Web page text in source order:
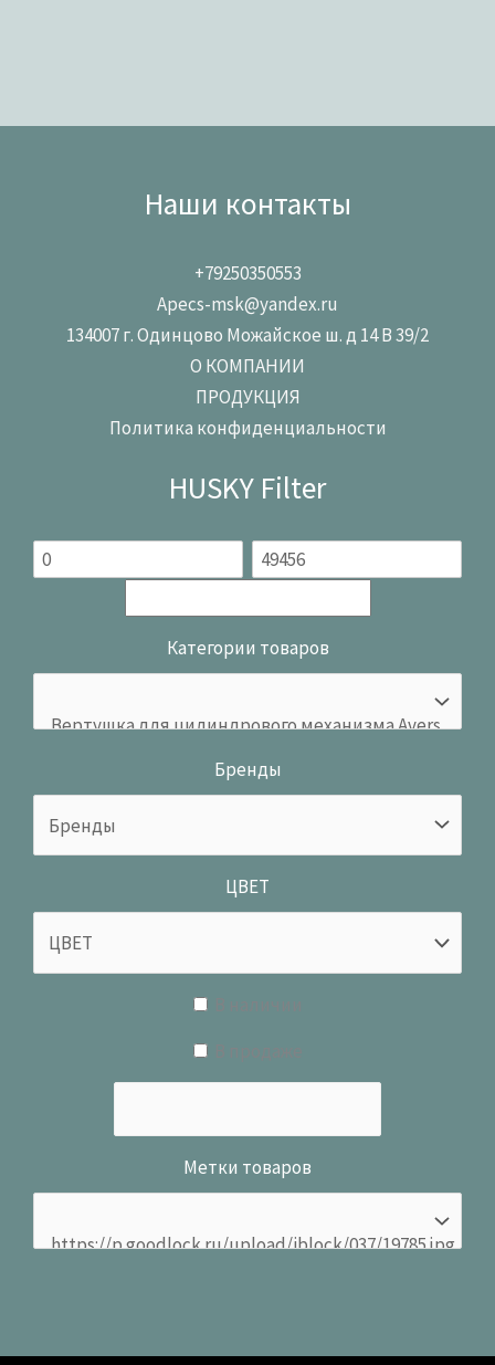
Наши контакты
+79250350553
Apecs-msk@yandex.ru
134007 г. Одинцово Можайское ш. д 14 В 39/2
О КОМПАНИИ
ПРОДУКЦИЯ
Политика конфиденциальности
HUSKY Filter
Категории товаров
Бренды
ЦВЕТ
Метки товаров